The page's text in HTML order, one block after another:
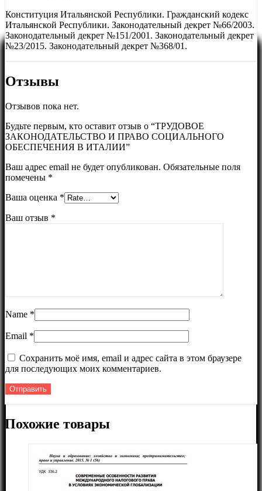
Конституция Итальянской Республики. Гражданский кодекс
Итальянской Республики. Законодательный декрет №66/2003.
Законодательный декрет №151/2001. Законодательный декрет
№23/2015. Законодательный декрет №368/01.
Отзывы
Отзывов пока нет.
Будьте первым, кто оставит отзыв о “ТРУДОВОЕ
ЗАКОНОДАТЕЛЬСТВО И ПРАВО СОЦИАЛЬНОГО
ОБЕСПЕЧЕНИЯ В ИТАЛИИ”
Ваш адрес email не будет опубликован. Обязательные поля
помечены *
Ваша оценка *
Ваш отзыв *
Name *
Email *
Сохранить моё имя, email и адрес сайта в этом браузере
для последующих моих комментариев.
Похожие товары